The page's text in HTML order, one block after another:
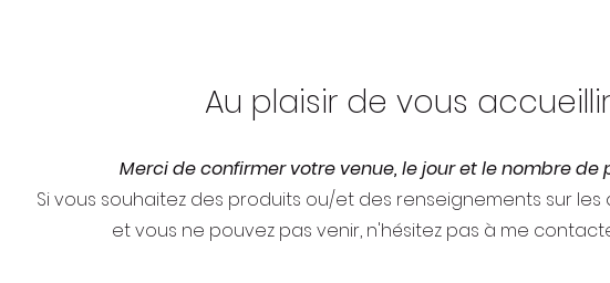
Au plaisir de vous
Merci de confirmer votre venue, le jour et le nombre de
Si vous souhaitez des produits ou/et des renseignements sur
et vous ne pouvez pas venir, n'hésitez pas à me